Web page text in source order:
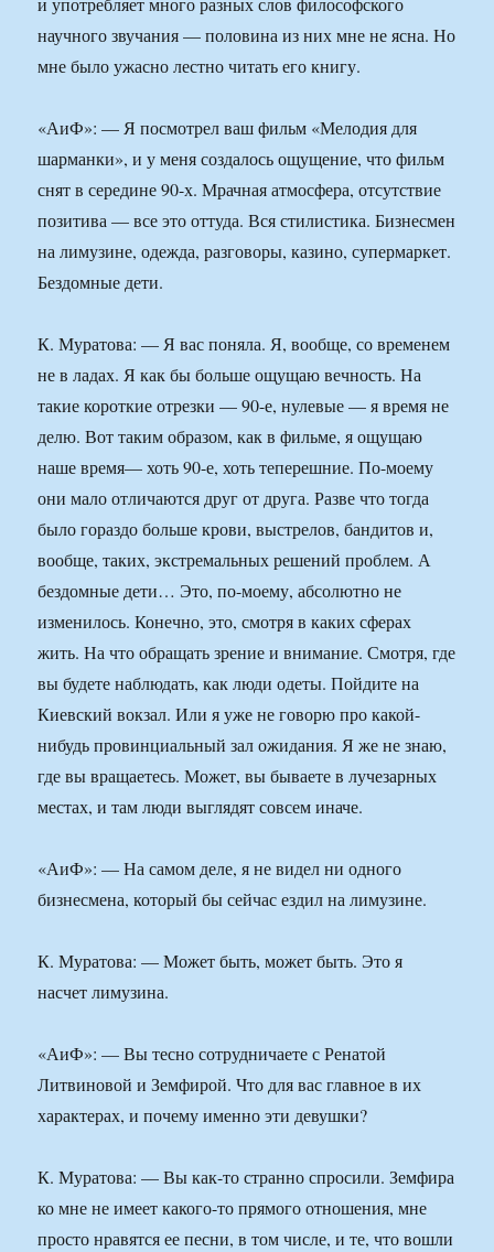
научного звучания — половина из них мне не ясна. Но
мне было ужасно лестно читать его книгу.
«АиФ»: — Я посмотрел ваш фильм «Мелодия для
шарманки», и у меня создалось ощущение, что фильм
снят в середине 90-х. Мрачная атмосфера, отсутствие
позитива — все это оттуда. Вся стилистика. Бизнесмен
на лимузине, одежда, разговоры, казино, супермаркет.
Бездомные дети.
К. Муратова: — Я вас поняла. Я, вообще, со временем
не в ладах. Я как бы больше ощущаю вечность. На
такие короткие отрезки — 90-е, нулевые — я время не
делю. Вот таким образом, как в фильме, я ощущаю
наше время— хоть 90-е, хоть теперешние. По-моему
они мало отличаются друг от друга. Разве что тогда
было гораздо больше крови, выстрелов, бандитов и,
вообще, таких, экстремальных решений проблем. А
бездомные дети… Это, по-моему, абсолютно не
изменилось. Конечно, это, смотря в каких сферах
жить. На что обращать зрение и внимание. Смотря, где
вы будете наблюдать, как люди одеты. Пойдите на
Киевский вокзал. Или я уже не говорю про какой-
нибудь провинциальный зал ожидания. Я же не знаю,
где вы вращаетесь. Может, вы бываете в лучезарных
местах, и там люди выглядят совсем иначе.
«АиФ»: — На самом деле, я не видел ни одного
бизнесмена, который бы сейчас ездил на лимузине.
К. Муратова: — Может быть, может быть. Это я
насчет лимузина.
«АиФ»: — Вы тесно сотрудничаете с Ренатой
Литвиновой и Земфирой. Что для вас главное в их
характерах, и почему именно эти девушки?
К. Муратова: — Вы как-то странно спросили. Земфира
ко мне не имеет какого-то прямого отношения, мне
просто нравятся ее песни, в том числе, и те, что вошли